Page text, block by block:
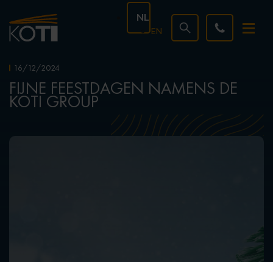
NL
EN
16/12/2024
FIJNE FEESTDAGEN NAMENS DE
KOTI GROUP